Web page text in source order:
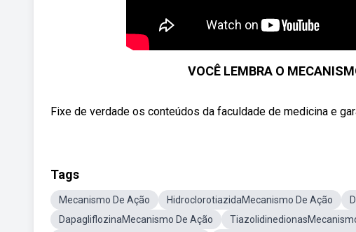
VOCÊ LEMBRA O
Fixe de verdade os conteúdos da faculdade de medicina e
Tags
Mecanismo De Ação HidroclorotiazidaMecanismo De Ação
DapagliflozinaMecanismo De Ação